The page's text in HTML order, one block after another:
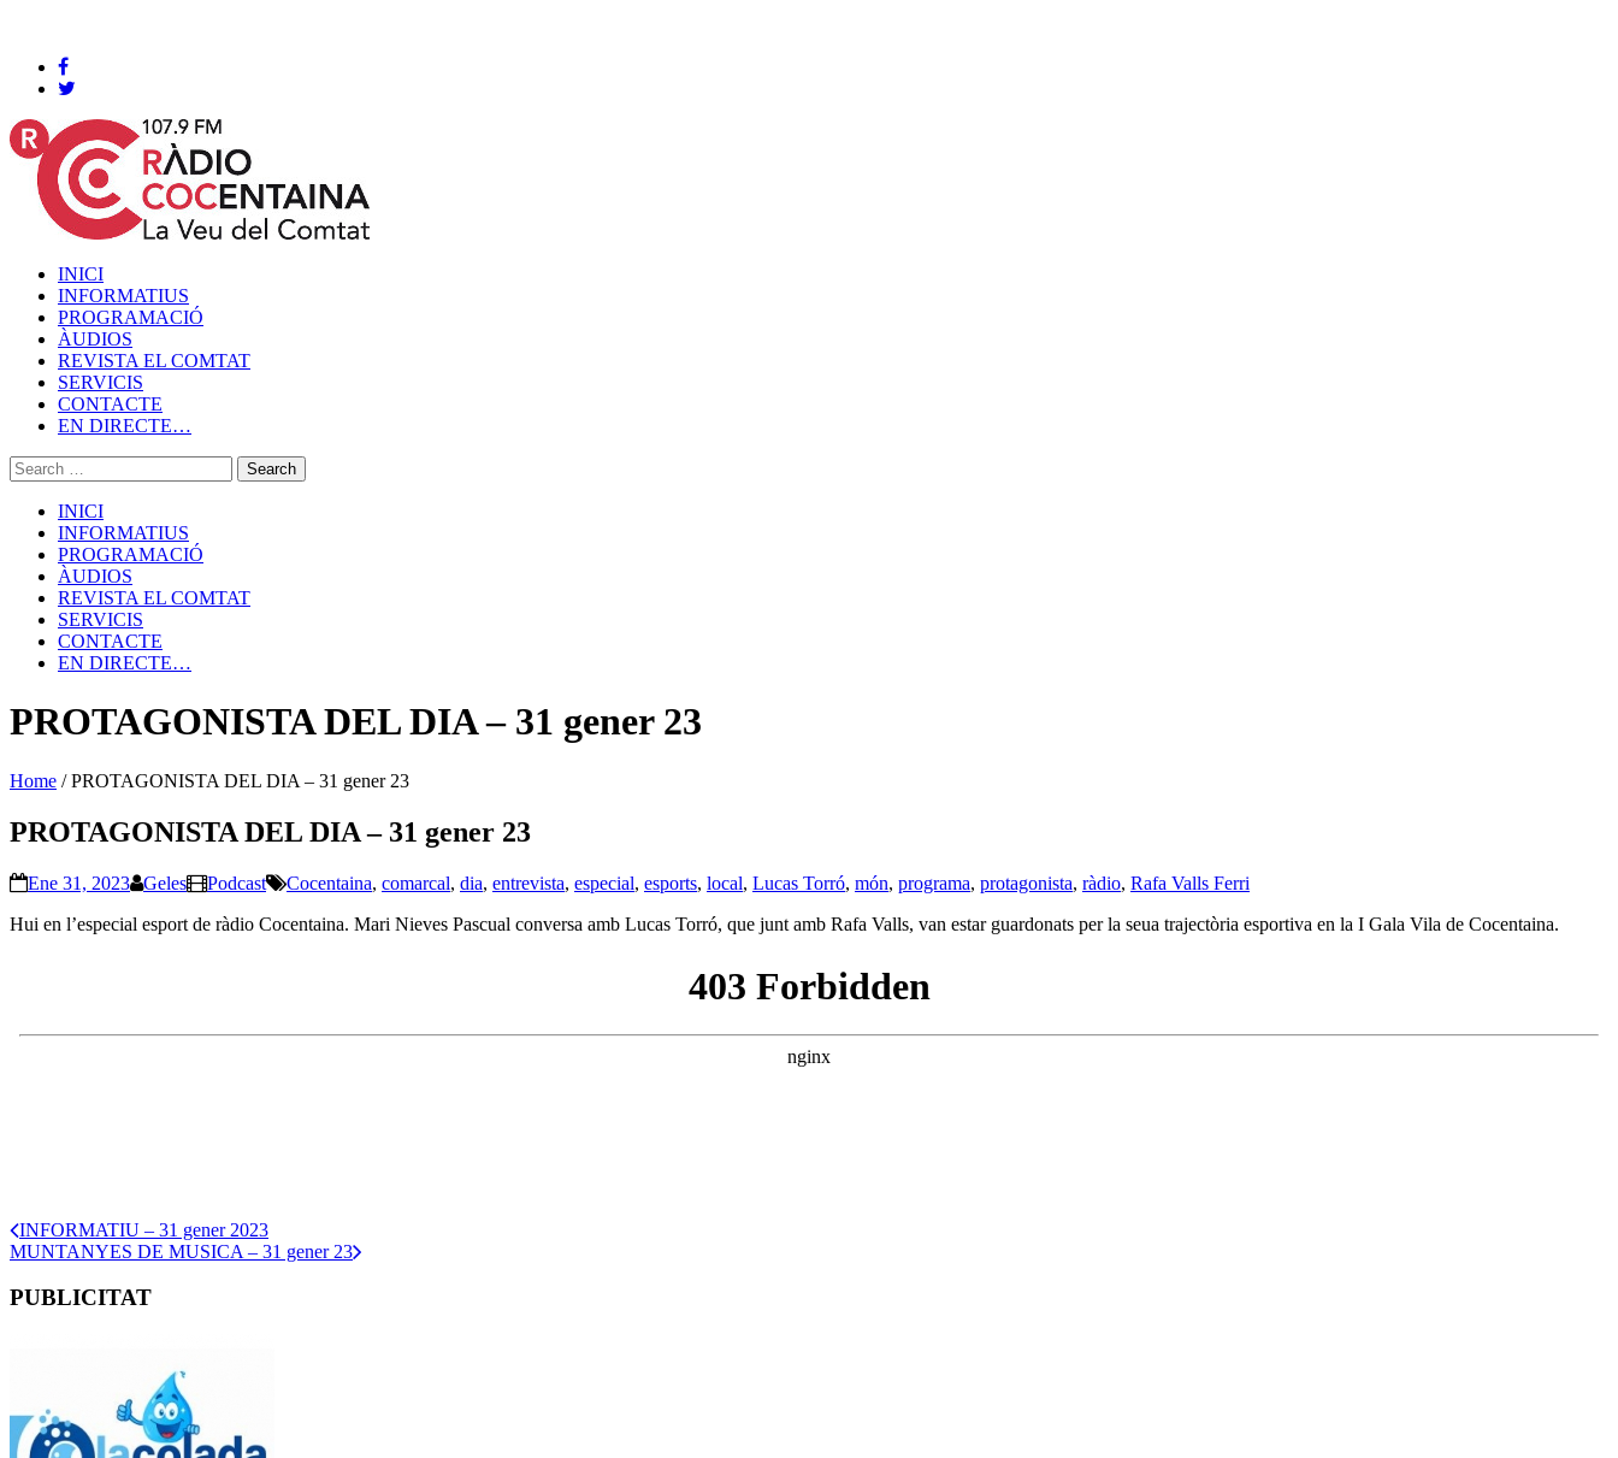
INICI
INFORMATIUS
PROGRAMACIÓ
ÀUDIOS
REVISTA EL COMTAT
SERVICIS
CONTACTE
EN DIRECTE…
INICI
INFORMATIUS
PROGRAMACIÓ
ÀUDIOS
REVISTA EL COMTAT
SERVICIS
CONTACTE
EN DIRECTE…
PROTAGONISTA DEL DIA – 31 gener 23
Home /PROTAGONISTA DEL DIA – 31 gener 23
PROTAGONISTA DEL DIA – 31 gener 23
Ene 31, 2023 Geles Podcast Cocentaina, comarcal, dia, entrevista, especial, esports, local, Lucas Torró, món, programa, protagonista, ràdio, Rafa Valls Ferri
Hui en l’especial esport de ràdio Cocentaina. Mari Nieves Pascual conversa amb Lucas Torró, que junt amb Rafa Valls, van estar guardonats per la seua trajectòria esportiva en la I Gala Vila de Cocentaina.
INFORMATIU – 31 gener 2023
MUNTANYES DE MUSICA – 31 gener 23
PUBLICITAT